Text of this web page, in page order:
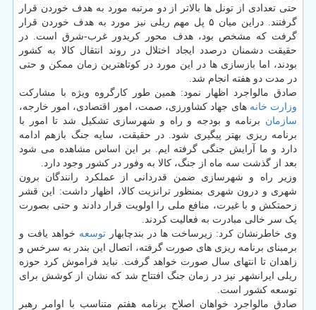
حتی تعدادی از تونل ها بالاتر از دو مرتبه مورد به هدف خوردن قرار
گرفتند. دراین میان ۵ پل مهم ریلی نیز مورد به هدف خوردن قرار
گرفت که مشخص بود، هدف محور کریدور غرب-شرق است. در
حقیقت دشمنان درصدد ایجاد اختلال در روند انتقال کالا به کشور
بودند، اما بازسازی ها در این مورد در کوتاهترین زمان ممکن و حتی
در مدت دو هفته انجام شد.
صادق مالواجرد اظهار نمود: همین طور کارگروه ویژه با مشارکت
وزارت خانه های جهاد کشاورزی، صمت، امور اقتصادی، امور خارجه،
سازمان برنامه و بودجه و راه و شهرسازی تشکیل شد تا امور با
برنامه ریزی بهتر پیگیری شود. در حقیقت، سایه جنگ بازهم ادامه
دارد و ما آرایش جنگی گرفته ایم. بر این اساس مشاهده می شود
بعد از گذشت سه ماه از جنگ، کالا به وفور در کشور وجود دارد.
وزیر راه و شهرسازی ضمن قدردانی از عملکرد رانندگان برون
شهری و درون شهری بمنظور ترانزیت کالا، اظهار داشت: این قشر
زحمتکش و با غیرت، منافع ملی را اولویت قرار دادند و حتی بصورت
یک سر خالی مبادرت به فعالیت کردند.
وی خاطرنشان کرد: زیرساخت ها در بندچابهار توسعه خواهد یافت و
برمبنای برنامه ریزی های صورت گرفته، اتصال این بندر به سرخس و
زاهدان تا انتهای سال صورت خواهد گرفت. نباید فراموش کرد حوزه
ریلی ایرانشهر نیز در زمان جنگ افتتاح شد که نشان از کوشش برای
توسعه کشور است.
صادق مالواجرد خواهان اصلاح برنامه هفتم متناسب با اوامر رهبر